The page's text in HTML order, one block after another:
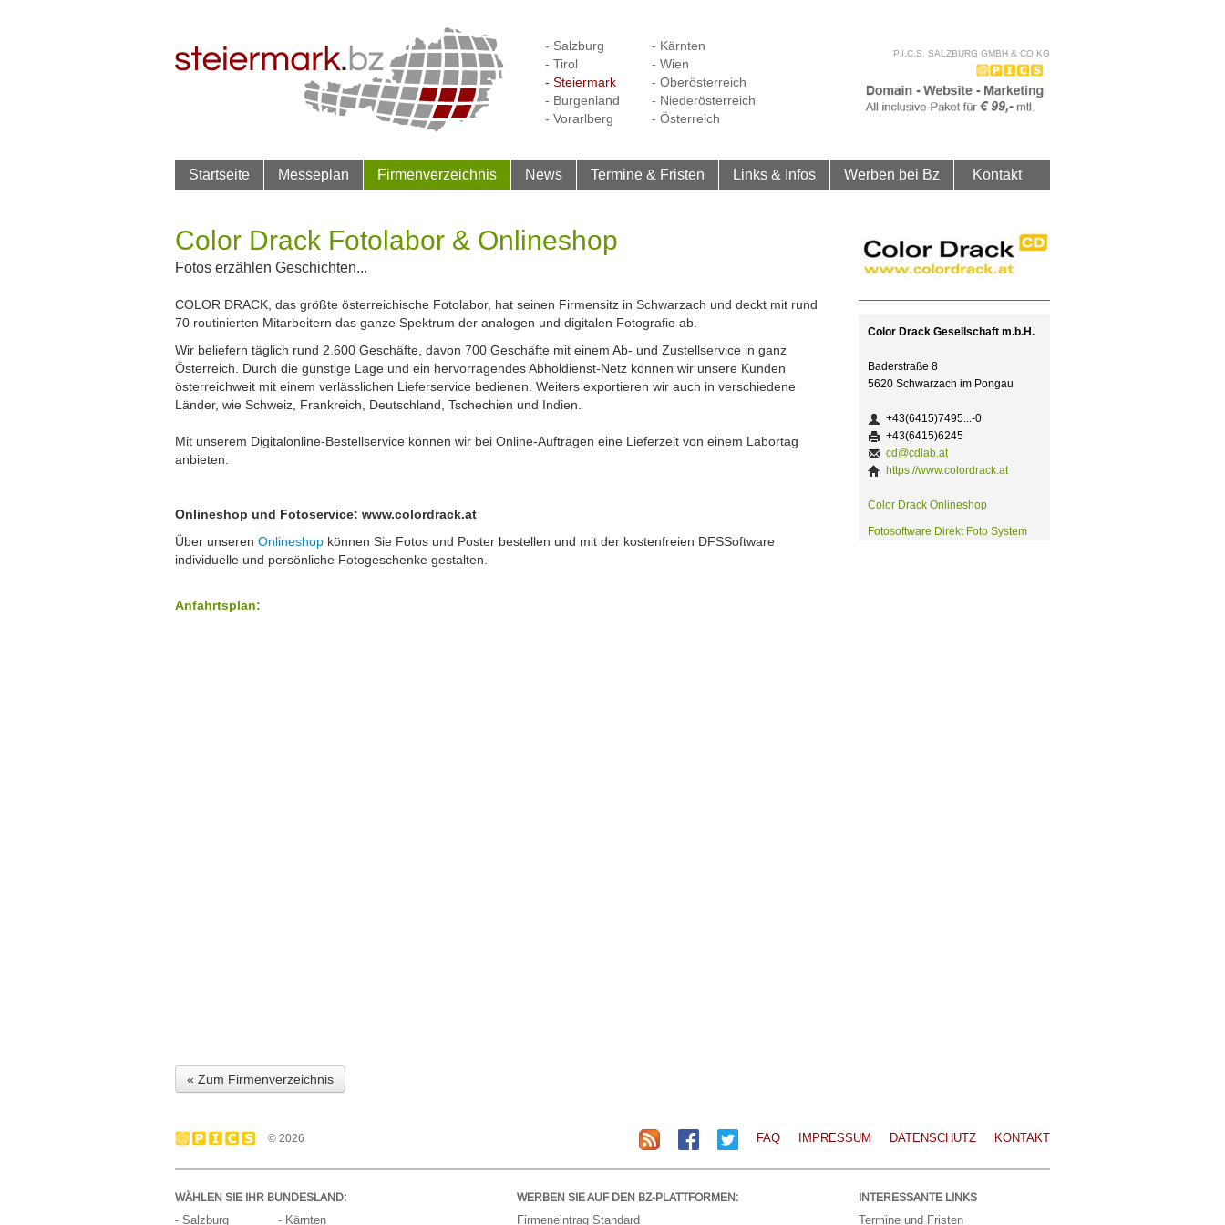
- Salzburg
- Tirol
- Steiermark
- Burgenland
- Vorarlberg
- Kärnten
- Wien
- Oberösterreich
- Niederösterreich
- Österreich
P.I.C.S. SALZBURG GMBH & CO KG
Startseite Messeplan Firmenverzeichnis News Termine & Fristen Links & Infos Werben bei Bz Kontakt
Color Drack Fotolabor & Onlineshop
Fotos erzählen Geschichten...
COLOR DRACK, das größte österreichische Fotolabor, hat seinen Firmensitz in Schwarzach und deckt mit rund
70 routinierten Mitarbeitern das ganze Spektrum der analogen und digitalen Fotografie ab.
Wir beliefern täglich rund 2.600 Geschäfte, davon 700 Geschäfte mit einem Ab- und Zustellservice in ganz
Österreich. Durch die günstige Lage und ein hervorragendes Abholdienst-Netz können wir unsere Kunden
österreichweit mit einem verlässlichen Lieferservice bedienen. Weiters exportieren wir auch in verschiedene
Länder, wie Schweiz, Frankreich, Deutschland, Tschechien und Indien.
Mit unserem Digitalonline-Bestellservice können wir bei Online-Aufträgen eine Lieferzeit von einem Labortag
anbieten.
Onlineshop und Fotoservice: www.colordrack.at
Über unseren Onlineshop können Sie Fotos und Poster bestellen und mit der kostenfreien DFSSoftware
individuelle und persönliche Fotogeschenke gestalten.
Anfahrtsplan:
« Zum Firmenverzeichnis
Color Drack Gesellschaft m.b.H.
Baderstraße 8
5620 Schwarzach im Pongau
+43(6415)7495...-0
+43(6415)6245
cd@cdlab.at
https://www.colordrack.at
Color Drack Onlineshop
Fotosoftware Direkt Foto System
© 2026 FAQ IMPRESSUM DATENSCHUTZ KONTAKT
WÄHLEN SIE IHR BUNDESLAND:
- Salzburg
- Kärnten
WERBEN SIE AUF DEN BZ-PLATTFORMEN:
Firmeneintrag Standard
INTERESSANTE LINKS
Termine und Fristen